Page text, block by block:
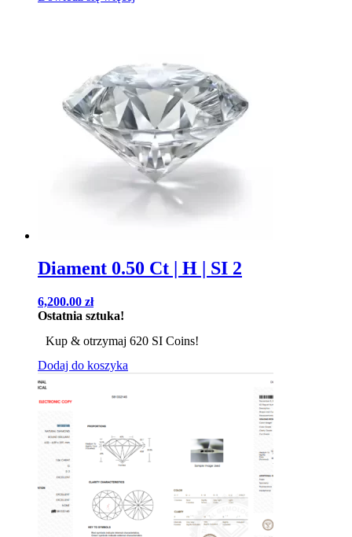
Diament 0.50 Ct | H | SI 2
6,200.00 zł
Ostatnia sztuka!
Kup & otrzymaj 620 SI Coins!
Dodaj do koszyka